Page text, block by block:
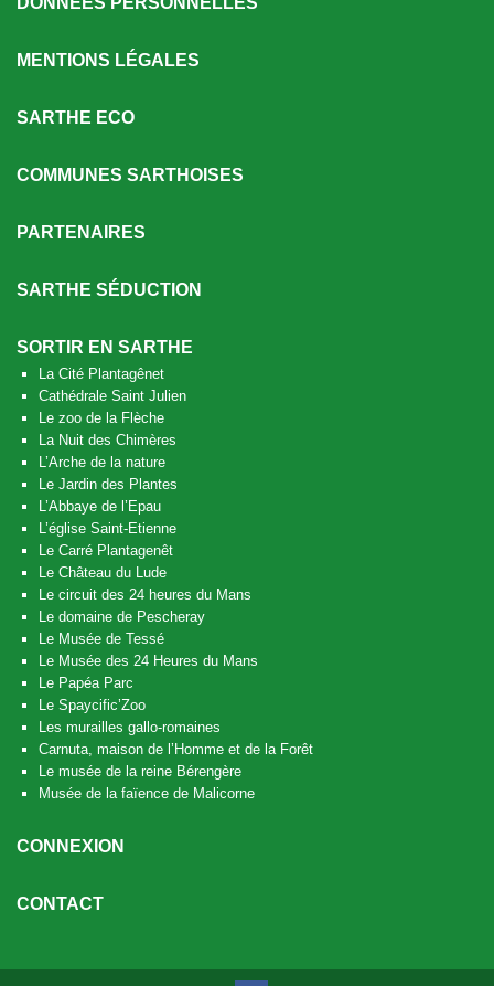
MENTIONS LÉGALES
SARTHE ECO
COMMUNES SARTHOISES
PARTENAIRES
SARTHE SÉDUCTION
SORTIR EN SARTHE
La Cité Plantagênet
Cathédrale Saint Julien
Le zoo de la Flèche
La Nuit des Chimères
L’Arche de la nature
Le Jardin des Plantes
L’Abbaye de l’Epau
L’église Saint-Etienne
Le Carré Plantagenêt
Le Château du Lude
Le circuit des 24 heures du Mans
Le domaine de Pescheray
Le Musée de Tessé
Le Musée des 24 Heures du Mans
Le Papéa Parc
Le Spaycific’Zoo
Les murailles gallo-romaines
Carnuta, maison de l’Homme et de la Forêt
Le musée de la reine Bérengère
Musée de la faïence de Malicorne
CONNEXION
CONTACT